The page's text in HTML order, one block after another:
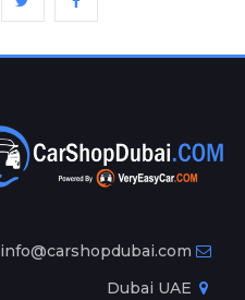
info@carshopdubai.com